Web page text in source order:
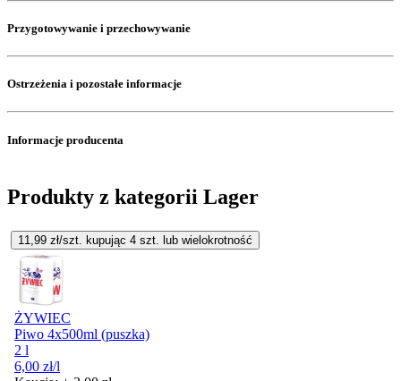
Przygotowywanie i przechowywanie
Ostrzeżenia i pozostałe informacje
Informacje producenta
Produkty z kategorii Lager
11,99 zł/szt. kupując 4 szt. lub wielokrotność
ŻYWIEC
Piwo 4x500ml (puszka)
2 l
6,00 zł/l